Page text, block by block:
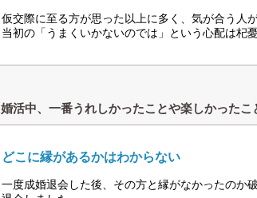
仮交際に至る方が思った以上に多く、気が合う人
当初の「うまくいかないのでは」という心配は杞
婚活中、一番うれしかったことや楽しかったこ
どこに縁があるかはわからない
一度成婚退会した後、その方と縁がなかったのか